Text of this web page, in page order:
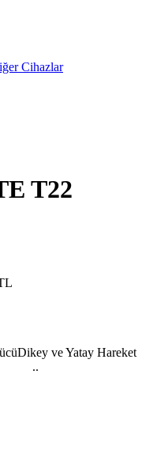
Cihazlar
T22
ve Yatay Hareket
..